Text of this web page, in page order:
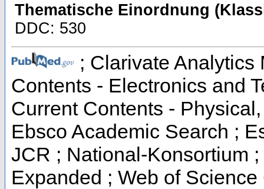
Thematische Einordnung
DDC: 530
; Clarivate Analytics
Contents - Electronics and
Current Contents -
Ebsco Academic Search ;
JCR ; National-Konsortium
Expanded ; Web of